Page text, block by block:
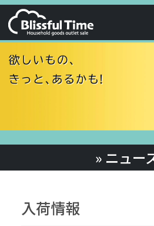
» ニュー
入荷情報